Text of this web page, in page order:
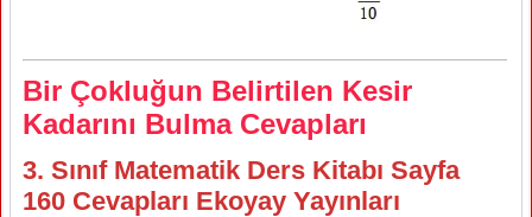
Bir Çokluğun Belirtilen Kesir
Kadarını Bulma Cevapları
3. Sınıf Matematik Ders Kitabı Sayfa
160 Cevapları Ekoyay Yayınları